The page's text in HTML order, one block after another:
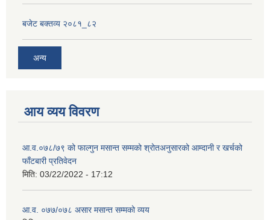
बजेट बक्तव्य २०८१_८२
अन्य
आय व्यय विवरण
आ.व.०७८/७९ को फाल्गुन मसान्त सम्मको श्रोतअनुसारको आम्दानी र खर्चको
फाँटबारी प्रतिवेदन
मिति: 03/22/2022 - 17:12
आ.व. ०७७/०७८ असार मसान्त सम्मको व्यय